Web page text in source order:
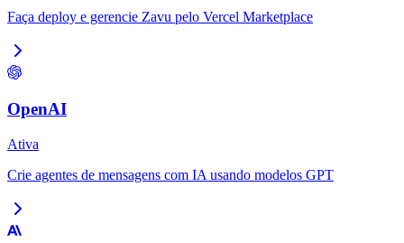
Faça deploy e gerencie Zavu pelo Vercel Marketplace
OpenAI
Ativa
Crie agentes de mensagens com IA usando modelos GPT